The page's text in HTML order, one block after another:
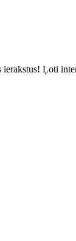
Ļoti